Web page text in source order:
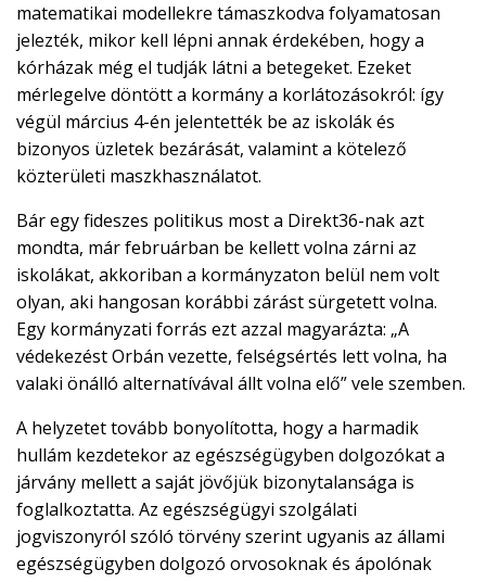
matematikai modellekre támaszkodva folyamatosan
jelezték, mikor kell lépni annak érdekében, hogy a
kórházak még el tudják látni a betegeket. Ezeket
mérlegelve döntött a kormány a korlátozásokról: így
végül március 4-én jelentették be az iskolák és
bizonyos üzletek bezárását, valamint a kötelező
közterületi maszkhasználatot.
Bár egy fideszes politikus most a Direkt36-nak azt
mondta, már februárban be kellett volna zárni az
iskolákat, akkoriban a kormányzaton belül nem volt
olyan, aki hangosan korábbi zárást sürgetett volna.
Egy kormányzati forrás ezt azzal magyarázta: „A
védekezést Orbán vezette, felségsértés lett volna, ha
valaki önálló alternatívával állt volna elő” vele szemben.
A helyzetet tovább bonyolította, hogy a harmadik
hullám kezdetekor az egészségügyben dolgozókat a
járvány mellett a saját jövőjük bizonytalansága is
foglalkoztatta. Az egészségügyi szolgálati
jogviszonyról szóló törvény szerint ugyanis az állami
egészségügyben dolgozó orvosoknak és ápolónak